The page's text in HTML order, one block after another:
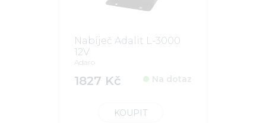
Nabíječ Adalit L-3000
12V
Adaro
1827 Kč Na dotaz
KOUPIT